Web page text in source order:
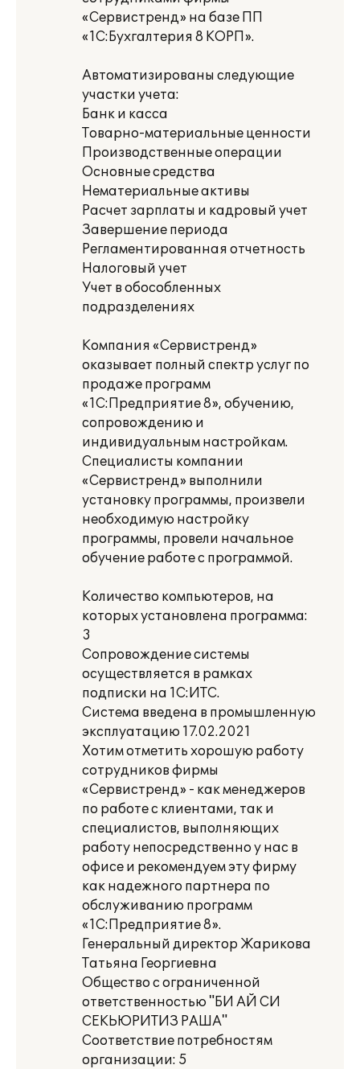
«Сервистренд» на базе ПП
«1С:Бухгалтерия 8 КОРП».
Автоматизированы следующие
участки учета:
Банк и касса
Товарно-материальные ценности
Производственные операции
Основные средства
Нематериальные активы
Расчет зарплаты и кадровый учет
Завершение периода
Регламентированная отчетность
Налоговый учет
Учет в обособленных
подразделениях
Компания «Сервистренд»
оказывает полный спектр услуг по
продаже программ
«1С:Предприятие 8», обучению,
сопровождению и
индивидуальным настройкам.
Специалисты компании
«Сервистренд» выполнили
установку программы, произвели
необходимую настройку
программы, провели начальное
обучение работе с программой.
Количество компьютеров, на
которых установлена программа:
3
Сопровождение системы
осуществляется в рамках
подписки на 1С:ИТС.
Система введена в промышленную
эксплуатацию 17.02.2021
Хотим отметить хорошую работу
сотрудников фирмы
«Сервистренд» - как менеджеров
по работе с клиентами, так и
специалистов, выполняющих
работу непосредственно у нас в
офисе и рекомендуем эту фирму
как надежного партнера по
обслуживанию программ
«1С:Предприятие 8».
Генеральный директор Жарикова
Татьяна Георгиевна
Общество с ограниченной
ответственностью "БИ АЙ СИ
СЕКЬЮРИТИЗ РАША"
Соответствие потребностям
организации: 5